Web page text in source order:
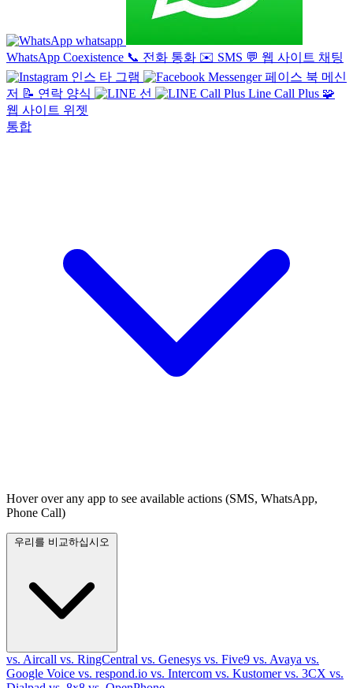
whatsapp
WhatsApp Coexistence 📞 전화 통화 ✉️ SMS 💬 웹 사이트 채팅
인스 타 그램
페이스 북 메신
저 📝 연락 양식 선 Line Call Plus 🧩
웹 사이트 위젯
통합
Hover over any app to see available actions (SMS, WhatsApp,
Phone Call)
vs. Aircall vs. RingCentral vs. Genesys vs. Five9 vs. Avaya vs.
Google Voice vs. respond.io vs. Intercom vs. Kustomervs. 3CX vs.